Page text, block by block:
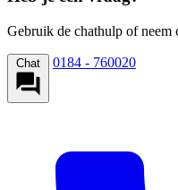
Gebruik de chathulp of neem
Chat 0184 - 760020